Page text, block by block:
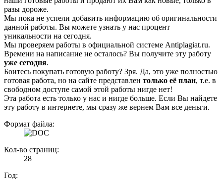
разы дороже.
Мы пока не успели добавить информацию об оригинальности
данной работы. Вы можете узнать у нас процент
уникальности на сегодня.
Мы проверяем работы в официальной системе Аntiplagiat.ru.
Времени на написание не осталось? Вы получите эту работу
уже сегодня.
Боитесь покупать готовую работу? Зря. Да, это уже полностью
готовая работа, но на сайте представлен только её план, т.е. в
свободном доступе самой этой работы нигде нет!
Эта работа есть только у нас и нигде больше. Если Вы найдете
эту работу в интернете, мы сразу же вернем Вам все деньги.
Формат файла:
Кол-во страниц:
28
Год: